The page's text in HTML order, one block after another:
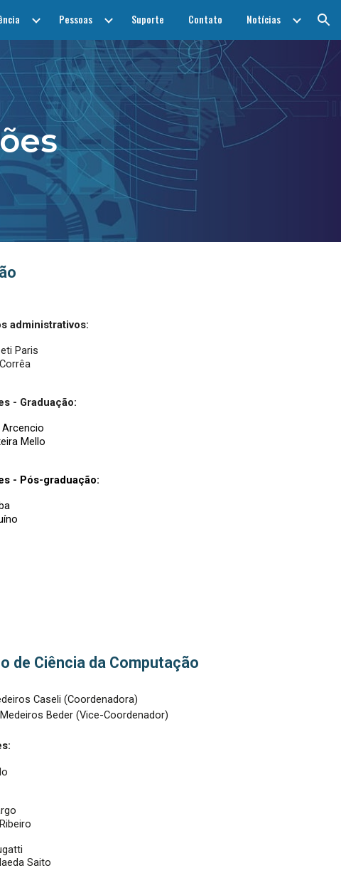
Pessoas Suporte Contato Notícias
administrativos:
Paris
- Graduação:
Arcencio
Mello
- Pós-graduação:
de Ciência da Computação
Caseli (Coordenadora)
Beder (Vice-Coordenador)
Saito